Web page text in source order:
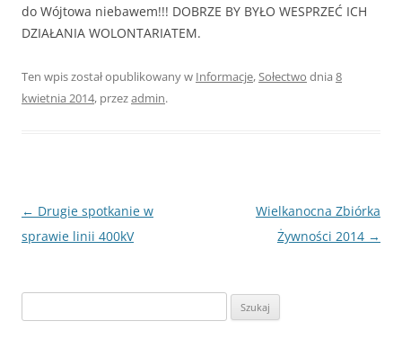
do Wójtowa niebawem!!! DOBRZE BY BYŁO WESPRZEĆ ICH
DZIAŁANIA WOLONTARIATEM.
Ten wpis został opublikowany w Informacje,Sołectwo dnia 8
kwietnia 2014, przezadmin.
Nawigacja
wpisu
← Drugie spotkanie w
sprawie linii 400kV
Wielkanocna Zbiórka
Żywności 2014 →